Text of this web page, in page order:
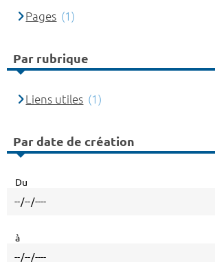
Pages (1)
Par rubrique
Liens utiles (1)
Par date de création
Du
à